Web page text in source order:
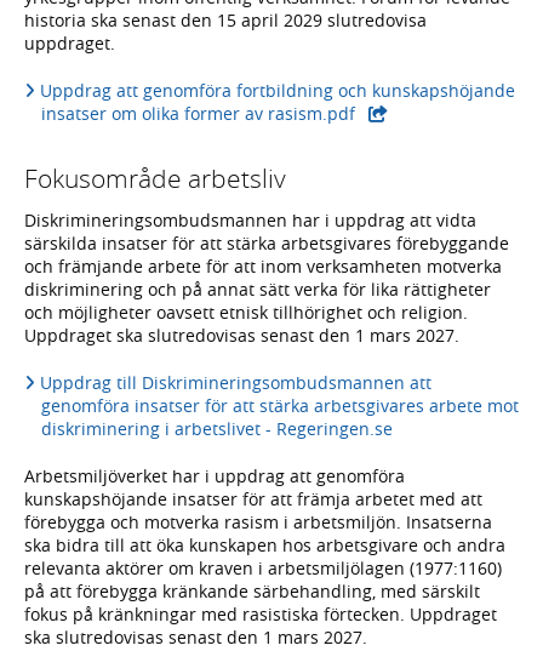
historia ska senast den 15 april 2029 slutredovisa
uppdraget.
Uppdrag att genomföra fortbildning och kunskapshöjande
insatser om olika former av rasism.pdf- extern webbplats,
Fokusområde arbetsliv
Diskrimineringsombudsmannen har i uppdrag att vidta
särskilda insatser för att stärka arbetsgivares förebyggande
och främjande arbete för att inom verksamheten motverka
diskriminering och på annat sätt verka för lika rättigheter
och möjligheter oavsett etnisk tillhörighet och religion.
Uppdraget ska slutredovisas senast den 1 mars 2027.
Uppdrag till Diskrimineringsombudsmannen att
genomföra insatser för att stärka arbetsgivares arbete mot
diskriminering i arbetslivet - Regeringen.se
Arbetsmiljöverket har i uppdrag att genomföra
kunskapshöjande insatser för att främja arbetet med att
förebygga och motverka rasism i arbetsmiljön. Insatserna
ska bidra till att öka kunskapen hos arbetsgivare och andra
relevanta aktörer om kraven i arbetsmiljölagen (1977:1160)
på att förebygga kränkande särbehandling, med särskilt
fokus på kränkningar med rasistiska förtecken. Uppdraget
ska slutredovisas senast den 1 mars 2027.